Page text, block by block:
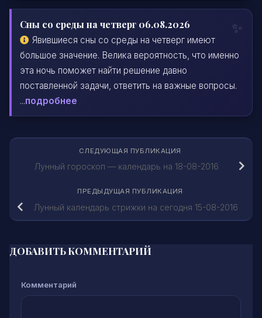
Сны со среды на четверг 06.08.2026
Явившиеся сны со среды на четверг имеют
большое значение. Велика вероятность, что именно
эта ночь поможет найти решение давно
поставленной задачи, ответить на важные вопросы.
...подробнее
СЛЕДУЮЩАЯ ПУБЛИКАЦИЯ
Лунный гороскоп — календарь на 18-08-2016
ПРЕДЫДУЩАЯ ПУБЛИКАЦИЯ
Лунный календарь стрижки на сегодня 15-08-2016
ДОБАВИТЬ КОММЕНТАРИЙ
Комментарий